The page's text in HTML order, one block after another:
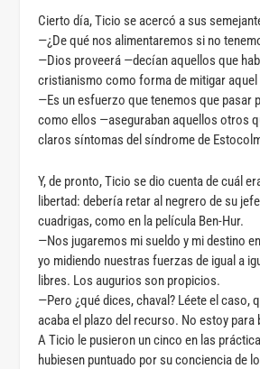
Cierto día, Ticio se acercó a sus
—¿De qué nos alimentaremos si no
—Dios proveerá —decían aquellos que
cristianismo como forma de mitigar
—Es un esfuerzo que tenemos que pasar
como ellos —aseguraban aquellos otros
claros síntomas del síndrome de
Y, de pronto, Ticio se dio cuenta de cuál
libertad: debería retar al negrero de su
cuadrigas, como en la película Ben-Hur.
—Nos jugaremos mi sueldo y mi destino
yo midiendo nuestras fuerzas de igual a
libres. Los augurios son propicios.
—Pero ¿qué dices, chaval? Léete el caso,
acaba el plazo del recurso. No estoy para
A Ticio le pusieron un cinco en las
hubiesen puntuado por su conciencia de